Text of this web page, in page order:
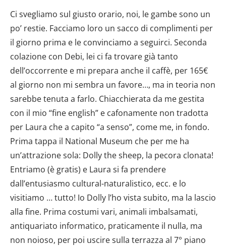
Ci svegliamo sul giusto orario, noi, le gambe sono un
po’ restie. Facciamo loro un sacco di complimenti per
il giorno prima e le convinciamo a seguirci. Seconda
colazione con Debi, lei ci fa trovare già tanto
dell’occorrente e mi prepara anche il caffè, per 165€
al giorno non mi sembra un favore…, ma in teoria non
sarebbe tenuta a farlo. Chiacchierata da me gestita
con il mio “fine english” e cafonamente non tradotta
per Laura che a capito “a senso”, come me, in fondo.
Prima tappa il National Museum che per me ha
un’attrazione sola: Dolly the sheep, la pecora clonata!
Entriamo (è gratis) e Laura si fa prendere
dall’entusiasmo cultural-naturalistico, ecc. e lo
visitiamo … tutto! Io Dolly l’ho vista subito, ma la lascio
alla fine. Prima costumi vari, animali imbalsamati,
antiquariato informatico, praticamente il nulla, ma
non noioso, per poi uscire sulla terrazza al 7° piano